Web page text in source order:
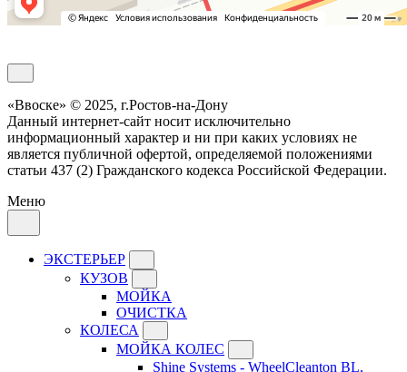
«Ввоске» © 2025, г.Ростов-на-Дону
Данный интернет-сайт носит исключительно
информационный характер и ни при каких условиях не
является публичной офертой, определяемой положениями
статьи 437 (2) Гражданского кодекса Российской Федерации.
Меню
ЭКСТЕРЬЕР
КУЗОВ
МОЙКА
ОЧИСТКА
КОЛЕСА
МОЙКА КОЛЕС
Shine Systems - WheelCleanton BL,